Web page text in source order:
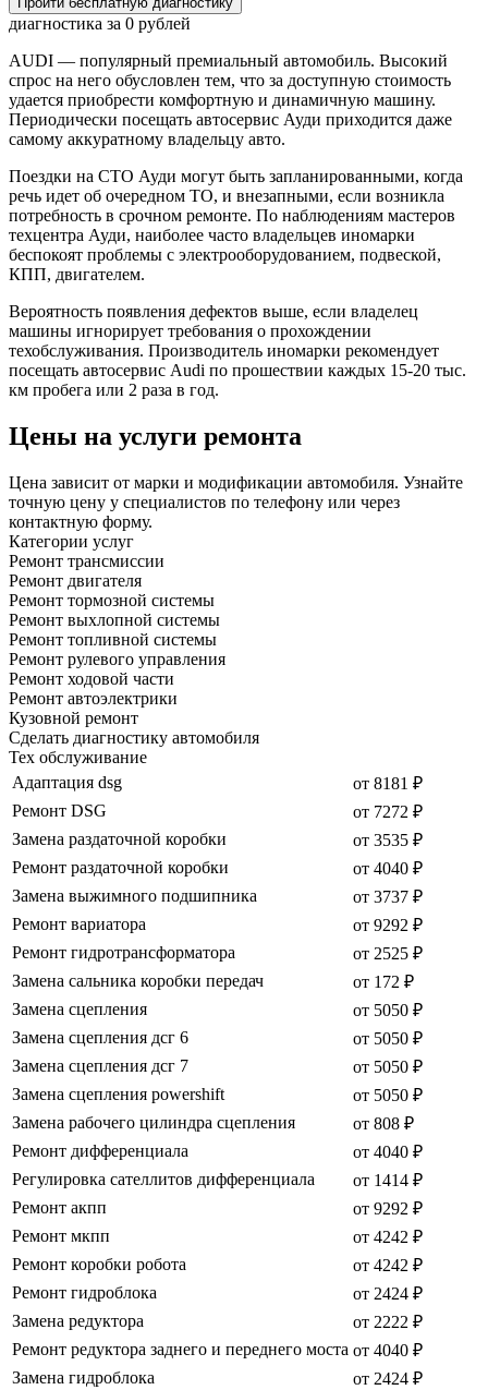
диагностика за 0 рублей
AUDI — популярный премиальный автомобиль. Высокий
спрос на него обусловлен тем, что за доступную стоимость
удается приобрести комфортную и динамичную машину.
Периодически посещать автосервис Ауди приходится даже
самому аккуратному владельцу авто.
Поездки на СТО Ауди могут быть запланированными, когда
речь идет об очередном ТО, и внезапными, если возникла
потребность в срочном ремонте. По наблюдениям мастеров
техцентра Ауди, наиболее часто владельцев иномарки
беспокоят проблемы с электрооборудованием, подвеской,
КПП, двигателем.
Вероятность появления дефектов выше, если владелец
машины игнорирует требования о прохождении
техобслуживания. Производитель иномарки рекомендует
посещать автосервис Audi по прошествии каждых 15-20 тыс.
км пробега или 2 раза в год.
Цены на услуги ремонта
Цена зависит от марки и модификации автомобиля. Узнайте
точную цену у специалистов по телефону или через
контактную форму.
Категории услуг
Ремонт трансмиссии
Ремонт двигателя
Ремонт тормозной системы
Ремонт выхлопной системы
Ремонт топливной системы
Ремонт рулевого управления
Ремонт ходовой части
Ремонт автоэлектрики
Кузовной ремонт
Сделать диагностику автомобиля
Тех обслуживание
Адаптация dsg
от 8181 ₽
Ремонт DSG
от 7272 ₽
Замена раздаточной коробки
от 3535 ₽
Ремонт раздаточной коробки
от 4040 ₽
Замена выжимного подшипника
от 3737 ₽
Ремонт вариатора
от 9292 ₽
Ремонт гидротрансформатора
от 2525 ₽
Замена сальника коробки передач
от 172 ₽
Замена сцепления
от 5050 ₽
Замена сцепления дсг 6
от 5050 ₽
Замена сцепления дсг 7
от 5050 ₽
Замена сцепления powershift
от 5050 ₽
Замена рабочего цилиндра сцепления
от 808 ₽
Ремонт дифференциала
от 4040 ₽
Регулировка сателлитов дифференциала
от 1414 ₽
Ремонт акпп
от 9292 ₽
Ремонт мкпп
от 4242 ₽
Ремонт коробки робота
от 4242 ₽
Ремонт гидроблока
от 2424 ₽
Замена редуктора
от 2222 ₽
Ремонт редуктора заднего и переднего моста от 4040 ₽
Замена гидроблока
от 2424 ₽